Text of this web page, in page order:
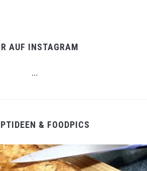
AUF INSTAGRAM
…
& FOODPICS